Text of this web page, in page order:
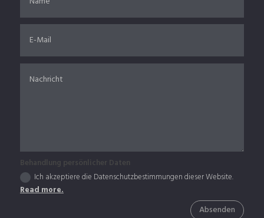
Behandlung persönlicher Daten
Ich akzeptiere die Datenschutzbestimmungen dieser Website.
Read more.
Absenden